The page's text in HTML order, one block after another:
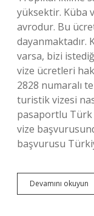
yüksektir. Küba
avrodur. Bu
dayanmaktadır.
varsa, bizi
vize ücretleri
2828 numaralı
turistik vizesi
pasaportlu Türk
vize
başvurusu
Devamını okuyun